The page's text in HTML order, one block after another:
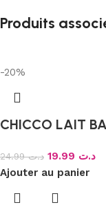
Produits
-20%
CHICCO LAIT
د.ت24.99 د.ت
Ajouter au panier